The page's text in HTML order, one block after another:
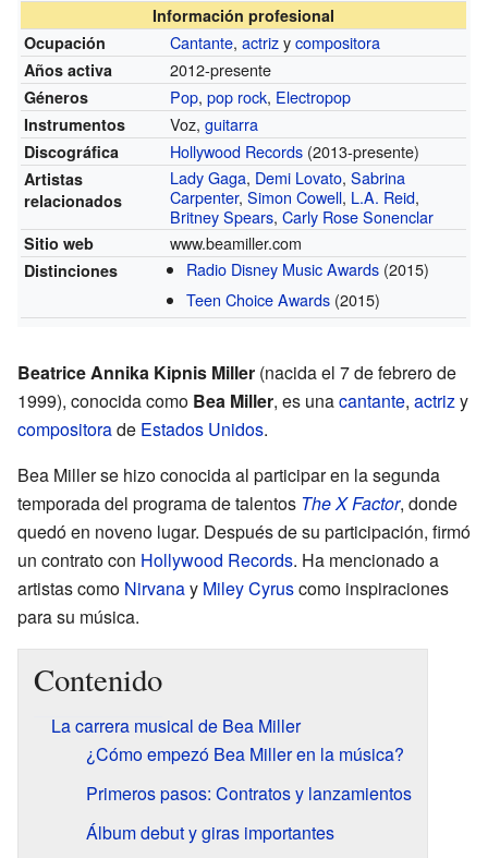
Información profesional
Ocupación
Cantante,actrizycompositora
Años activa 2012-presente
Géneros Pop,pop rock, Electropop
Instrumentos Voz,guitarra
Discográfica Hollywood Records (2013-presente)
Artistas
relacionados
Lady Gaga, Demi Lovato,Sabrina
Carpenter,Simon Cowell, L.A. Reid,
Britney Spears,Carly Rose Sonenclar
Sitio web www.beamiller.com
Distinciones Radio Disney Music Awards (2015)
Teen Choice Awards (2015)
Beatrice Annika Kipnis Miller (nacida el 7 de febrero de
1999), conocida como Bea Miller, es unacantante, actrizy
compositorade Estados Unidos.
Bea Miller se hizo conocida al participar en la segunda
temporada del programa de talentos The X Factor, donde
quedó en noveno lugar. Después de su participación, firmó
un contrato con Hollywood Records. Ha mencionado a
artistas como Nirvanay Miley Cyruscomo inspiraciones
para su música.
Contenido
La carrera musical de Bea Miller
¿Cómo empezó Bea Miller en la música?
Primeros pasos: Contratos y lanzamientos
Álbum debut y giras importantes